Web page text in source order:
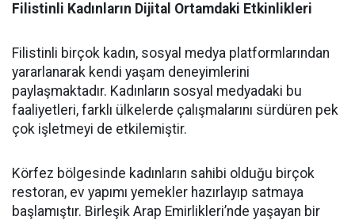
Filistinli Kadınların Dijital Ortamdaki Etkinlikleri
Filistinli birçok kadın, sosyal medya platformlarından
yararlanarak kendi yaşam deneyimlerini
paylaşmaktadır. Kadınların sosyal medyadaki bu
faaliyetleri, farklı ülkelerde çalışmalarını sürdüren pek
çok işletmeyi de etkilemiştir.
Körfez bölgesinde kadınların sahibi olduğu birçok
restoran, ev yapımı yemekler hazırlayıp satmaya
başlamıştır. Birleşik Arap Emirlikleri’nde yaşayan bir